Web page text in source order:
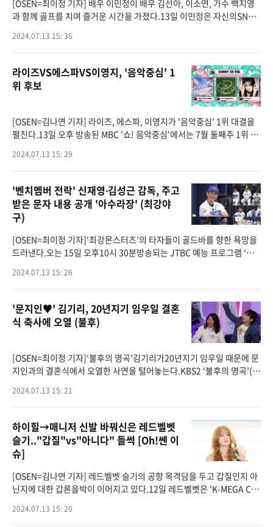
[OSEN=최이정 기자] 배우 이민정이 배우 김선아, 이소연, 가수 백지영
과 함께 골프를 치며 즐거운 시간을 가졌다.13일 이민정은 자신의SNS에
ㅋ"이라는
2024.07.13 15: 36
라이즈VS에스파VS이영지, '음악중심' 1
위 후보
[OSEN=김나연 기자] 라이즈, 에스파, 이영지가 '음악중심' 1위 대결을
펼친다.13일 오후 방송된 MBC '쇼! 음악중심'에서는 7월 둘째주 1위 후
Bass' 에스파(aespa) 'Armageddon',
2024.07.13 15: 29
'벤치멤버 전락' 신재영∙김성근 감독, 주고
받은 문자 내용 공개 '아수라장' (최강야
구)
[OSEN=최이정 기자]‘최강몬스터즈’의 타자들이 골드바를 향한 욕망을
드러낸다.오는 15일 오후10시 30분방송되는 JTBC 예능 프로그램 ‘최
2024.07.13 15: 26
'문지인♥︎' 김기리, 20년지기 임우일 결혼
식 축사에 오열 (불후)
[OSEN=최이정 기자]‘불후의 명곡’김기리가20년지기 임우일 때문에 문
지인과의 결혼식에서 오열한 사연을 털어놓는다.KBS2 ‘불후의 명곡’(연
2024.07.13 15: 21
하이힐→매니저 신발 바꿔신은 레드벨벳
슬기.."갑질"vs"아니다" 들썩 [Oh!쎈 이
슈]
[OSEN=김나연 기자] 레드벨벳 슬기의 공항 목격담을 두고 갑질인지 아
닌지에 대한 갑론을박이 이어지고 있다.12일 레드벨벳은 'K-MEGA CO
로 출국했다.현장에는 레드벨벳의
2024.07.13 15: 20